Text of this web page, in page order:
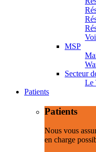
MSP
Secteur
Le
Patients
Patients
Nous vous
en charge